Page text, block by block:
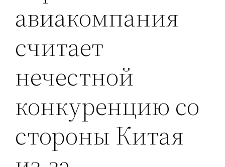
авиакомпания
считает
нечестной
конкуренцию со
стороны Китая